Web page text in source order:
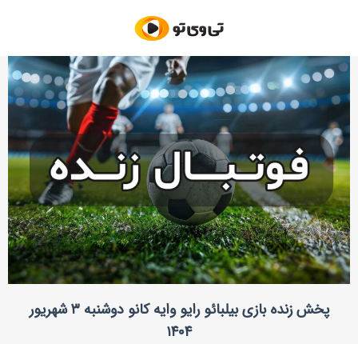
پخش زنده بازی بیلبائو رایو وایه کانو دوشنبه ۳ شهریور
۱۴۰۴